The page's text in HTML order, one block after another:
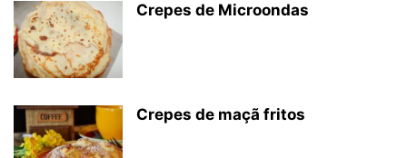
Crepes de Microondas
Crepes de maçã fritos